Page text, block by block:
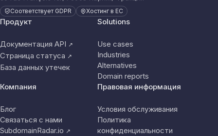
Соответствует GDPR Хостинг в ЕС
Продукт
Документация API ↗
Страница статуса ↗
База данных утечек
Solutions
Use cases
Industries
Alternatives
Domain reports
Компания
Блог
Связаться с нами
SubdomainRadar.io ↗
Правовая информация
Условия обслуживания
Политика
конфиденциальности